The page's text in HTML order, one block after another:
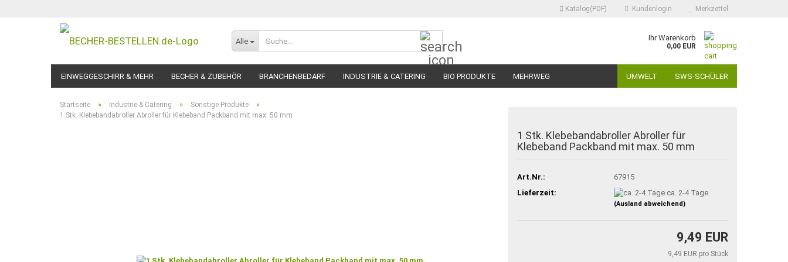
Katalog(PDF) Kundenlogin Merkzettel
Alle Ihr Warenkorb
0,00 EUR
EINWEGGESCHIRR & MEHR BECHER & ZUBEHÖR BRANCHENBEDARF INDUSTRIE & CATERING BIO PRODUKTE MEHRWEG UMWELT SWS-SCHÜLER
Startseite » Industrie & Catering » Sonstige Produkte »
1 Stk. Klebebandabroller Abroller für Klebeband Packband mit max. 50 mm
1 Stk. Klebebandabroller Abroller für
Klebeband Packband mit max. 50 mm
Art.Nr.:
67915
Lieferzeit:
ca. 2-4 Tage
(Ausland abweichend)
9,49 EUR
9,49 EUR pro Stück